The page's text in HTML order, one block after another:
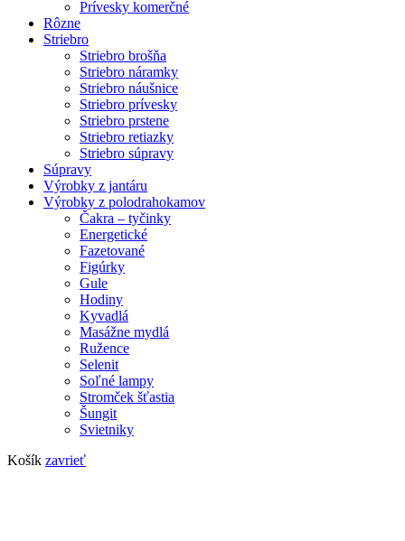
Prívesky komerčné
Rôzne
Striebro
Striebro brošňa
Striebro náramky
Striebro náušnice
Striebro prívesky
Striebro prstene
Striebro retiazky
Striebro súpravy
Súpravy
Výrobky z jantáru
Výrobky z polodrahokamov
Čakra – tyčinky
Energetické
Fazetované
Figúrky
Gule
Hodiny
Kyvadlá
Masážne mydlá
Ružence
Selenit
Soľné lampy
Stromček šťastia
Šungit
Svietniky
Košík zavrieť